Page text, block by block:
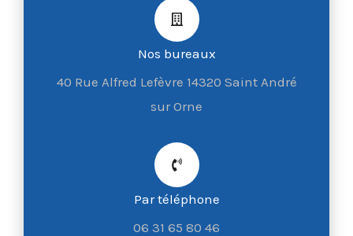
Nos bureaux
40 Rue Alfred Lefèvre 14320 Saint André
sur Orne
Par téléphone
06 31 65 80 46